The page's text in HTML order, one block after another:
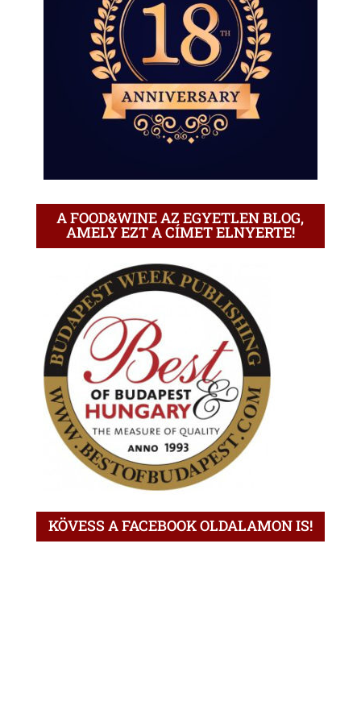
A FOOD&WINE AZ EGYETLEN BLOG,
AMELY EZT A CÍMET ELNYERTE!
KÖVESS A FACEBOOK OLDALAMON IS!